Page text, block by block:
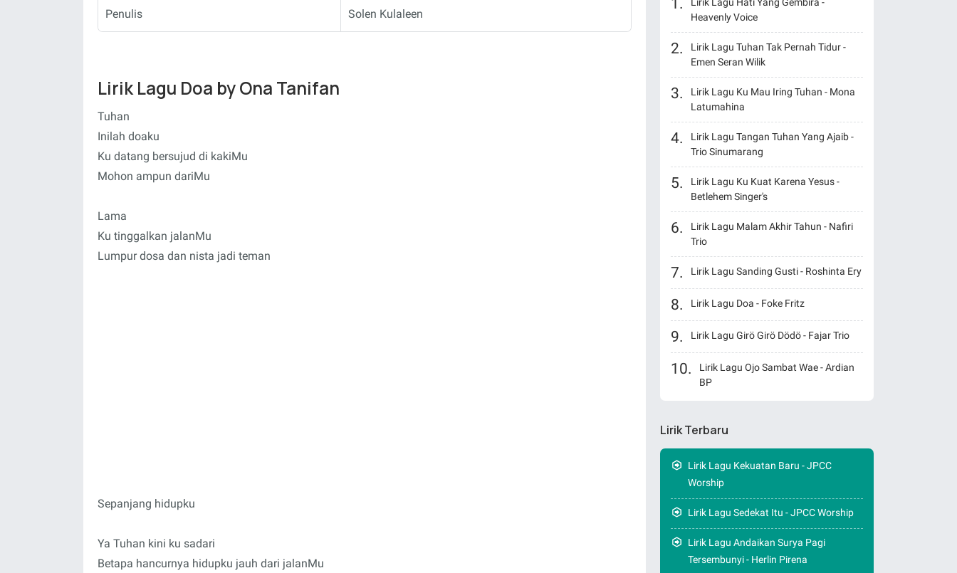
Penulis Solen Kulaleen
Lirik Lagu Doa by Ona Tanifan
Tuhan
Inilah doaku
Ku datang bersujud di kakiMu
Mohon ampun dariMu
Lama
Ku tinggalkan jalanMu
Lumpur dosa dan nista jadi teman
Sepanjang hidupku
Ya Tuhan kini ku sadari
Betapa hancurnya hidupku jauh dari jalanMu
Heavenly Voice
Lirik Lagu Tuhan Tak Pernah Tidur -
Emen Seran Wilik
Lirik Lagu Ku Mau Iring Tuhan - Mona
Latumahina
Lirik Lagu Tangan Tuhan Yang Ajaib -
Trio Sinumarang
Lirik Lagu Ku Kuat Karena Yesus -
Betlehem Singer's
Lirik Lagu Malam Akhir Tahun - Nafiri
Trio
Lirik Lagu Sanding Gusti - Roshinta Ery
Lirik Lagu Doa - Foke Fritz
Lirik Lagu Girö Girö Dödö - Fajar Trio
Lirik Lagu Ojo Sambat Wae - Ardian
BP
Lirik Terbaru
Lirik Lagu Kekuatan Baru - JPCC
Worship
Lirik Lagu Sedekat Itu - JPCC Worship
Lirik Lagu Andaikan Surya Pagi
Tersembunyi - Herlin Pirena